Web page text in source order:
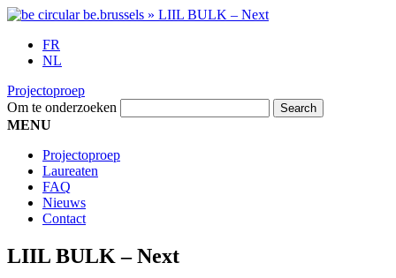
FR
NL
Projectoproep
Om te onderzoeken
MENU
Projectoproep
Laureaten
FAQ
Nieuws
Contact
LIIL BULK – Next